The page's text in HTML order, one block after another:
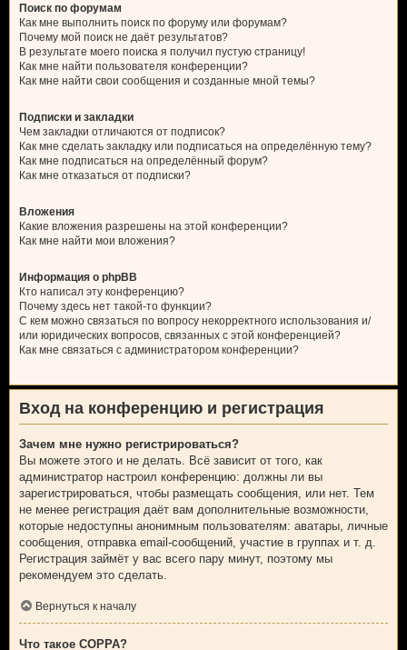
Поиск по форумам
Как мне выполнить поиск по форуму или форумам?
Почему мой поиск не даёт результатов?
В результате моего поиска я получил пустую страницу!
Как мне найти пользователя конференции?
Как мне найти свои сообщения и созданные мной темы?
Подписки и закладки
Чем закладки отличаются от подписок?
Как мне сделать закладку или подписаться на определённую тему?
Как мне подписаться на определённый форум?
Как мне отказаться от подписки?
Вложения
Какие вложения разрешены на этой конференции?
Как мне найти мои вложения?
Информация о phpBB
Кто написал эту конференцию?
Почему здесь нет такой-то функции?
С кем можно связаться по вопросу некорректного использования и/
или юридических вопросов, связанных с этой конференцией?
Как мне связаться с администратором конференции?
Вход на конференцию и регистрация
Зачем мне нужно регистрироваться?
Вы можете этого и не делать. Всё зависит от того, как
администратор настроил конференцию: должны ли вы
зарегистрироваться, чтобы размещать сообщения, или нет. Тем
не менее регистрация даёт вам дополнительные возможности,
которые недоступны анонимным пользователям: аватары, личные
сообщения, отправка email-сообщений, участие в группах и т. д.
Регистрация займёт у вас всего пару минут, поэтому мы
рекомендуем это сделать.
Вернуться к началу
Что такое COPPA?